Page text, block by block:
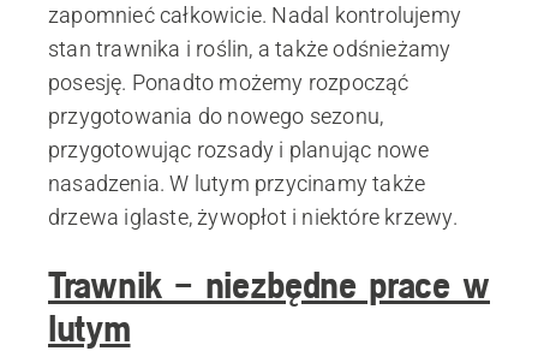
zapomnieć całkowicie. Nadal kontrolujemy
stan trawnika i roślin, a także odśnieżamy
posesję. Ponadto możemy rozpocząć
przygotowania do nowego sezonu,
przygotowując rozsady i planując nowe
nasadzenia. W lutym przycinamy także
drzewa iglaste, żywopłot i niektóre krzewy.
Trawnik – niezbędne prace w
lutym